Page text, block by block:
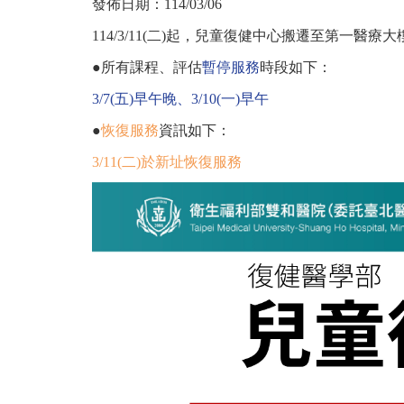
發佈日期： 114/03/06
114/3/11(二)起，兒童復健中心搬遷至第一醫療大
●所有課程、評估暫停服務時段如下：
3/7(五)早午晚、3/10(一)早午
●恢復服務資訊如下：
3/11(二)於新址恢復服務